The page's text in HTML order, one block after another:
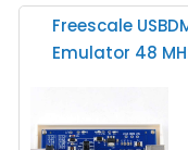
Freescale
Emulator 48